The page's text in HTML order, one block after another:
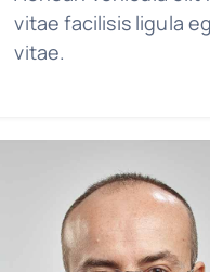
vitae facilisis ligula
vitae.